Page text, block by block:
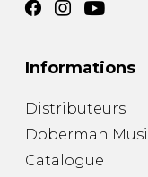
Informations
Distributeurs
Doberman
Catalogue